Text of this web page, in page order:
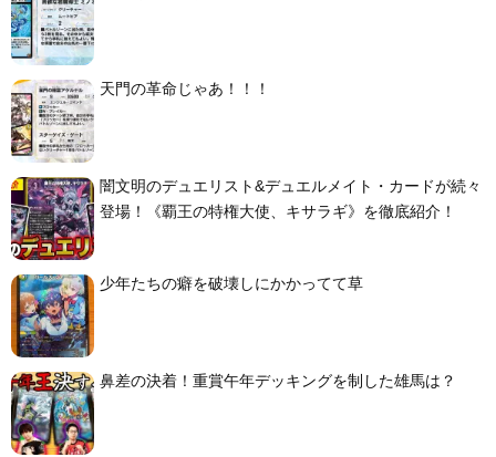
天門の革命じゃあ！！！
闇文明のデュエリスト&デュエルメイト・カードが続々
登場！《覇王の特権大使、キサラギ》を徹底紹介！
少年たちの癖を破壊しにかかってて草
鼻差の決着！重賞午年デッキングを制した雄馬は？